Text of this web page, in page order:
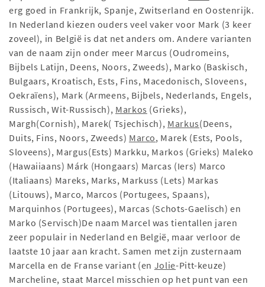
erg goed in Frankrijk, Spanje, Zwitserland en Oostenrijk.
In Nederland kiezen ouders veel vaker voor Mark (3 keer
zoveel), in België is dat net anders om. Andere varianten
van de naam zijn onder meer Marcus (Oudromeins,
Bijbels Latijn, Deens, Noors, Zweeds), Marko (Baskisch,
Bulgaars, Kroatisch, Ests, Fins, Macedonisch, Sloveens,
Oekraïens), Mark (Armeens, Bijbels, Nederlands, Engels,
Russisch, Wit-Russisch), Markos (Grieks),
Margh(Cornish), Marek( Tsjechisch), Markus(Deens,
Duits, Fins, Noors, Zweeds) Marco, Marek (Ests, Pools,
Sloveens), Margus(Ests) Markku, Markos (Grieks) Maleko
(Hawaiiaans) Márk (Hongaars) Marcas (Iers) Marco
(Italiaans) Mareks, Marks, Markuss (Lets) Markas
(Litouws), Marco, Marcos (Portugees, Spaans),
Marquinhos (Portugees), Marcas (Schots-Gaelisch) en
Marko (Servisch)De naam Marcel was tientallen jaren
zeer populair in Nederland en België, maar verloor de
laatste 10 jaar aan kracht. Samen met zijn zusternaam
Marcella en de Franse variant (en Jolie-Pitt-keuze)
Marcheline, staat Marcel misschien op het punt van een